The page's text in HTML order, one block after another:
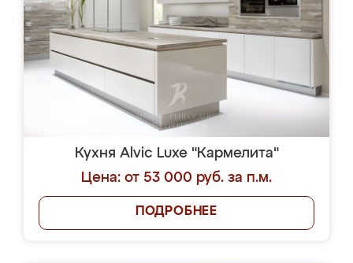
Кухня Alvic Luxe "Кармелита"
Цена: от 53 000 руб. за п.м.
ПОДРОБНЕЕ